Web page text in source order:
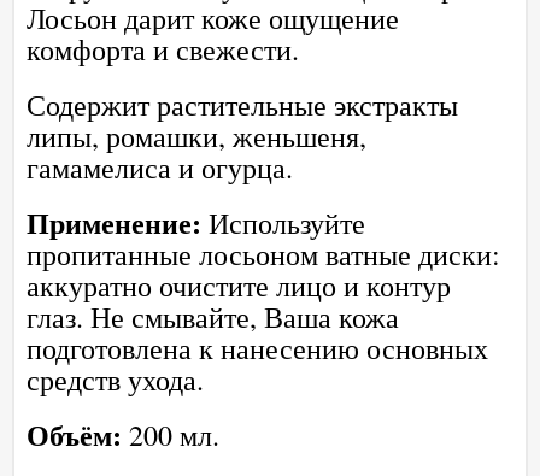
Лосьон дарит коже ощущение
комфорта и свежести.
Содержит растительные экстракты
липы, ромашки, женьшеня,
гамамелиса и огурца.
Применение: Используйте
пропитанные лосьоном ватные диски:
аккуратно очистите лицо и контур
глаз. Не смывайте, Ваша кожа
подготовлена к нанесению основных
средств ухода.
Объём: 200 мл.